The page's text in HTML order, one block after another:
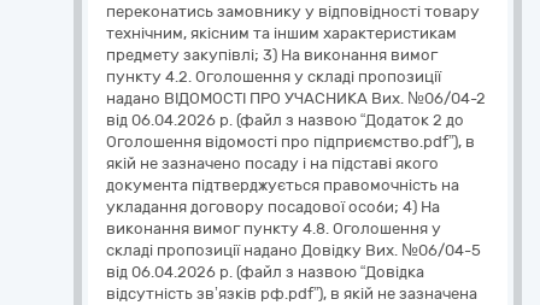
переконатись замовнику у відповідності товару
технічним, якісним та іншим характеристикам
предмету закупівлі; 3) На виконання вимог
пункту 4.2. Оголошення у складі пропозиції
надано ВІДОМОСТІ ПРО УЧАСНИКА Вих. №06/04-2
від 06.04.2026 р. (файл з назвою “Додаток 2 до
Оголошення відомості про підприємство.pdf”), в
якій не зазначено посаду і на підставі якого
документа підтверджується правомочність на
укладання договору посадової особи; 4) На
виконання вимог пункту 4.8. Оголошення у
складі пропозиції надано Довідку Вих. №06/04-5
від 06.04.2026 р. (файл з назвою “Довідка
відсутність зв’язків рф.pdf”), в якій не зазначена